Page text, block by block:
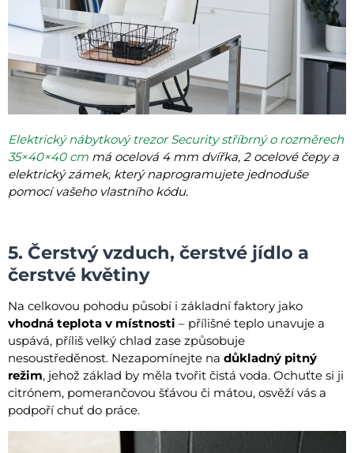
Elektrický nábytkový trezor Security stříbrný o rozměrech
35×40×40 cm má ocelová 4 mm dvířka, 2 ocelové čepy a
elektrický zámek, který naprogramujete jednoduše
pomocí vašeho vlastního kódu.
5. Čerstvý vzduch, čerstvé jídlo a
čerstvé květiny
Na celkovou pohodu působí i základní faktory jako
vhodná teplota v místnosti – přílišné teplo unavuje a
uspává, příliš velký chlad zase způsobuje
nesoustředěnost. Nezapomínejte na důkladný pitný
režim, jehož základ by měla tvořit čistá voda. Ochuťte si ji
citrónem, pomerančovou šťávou či mátou, osvěží vás a
podpoří chuť do práce.